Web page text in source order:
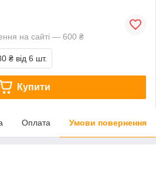
на сайті — 600 ₴
₴ від 6 шт.
Купити
Оплата Умови повернення